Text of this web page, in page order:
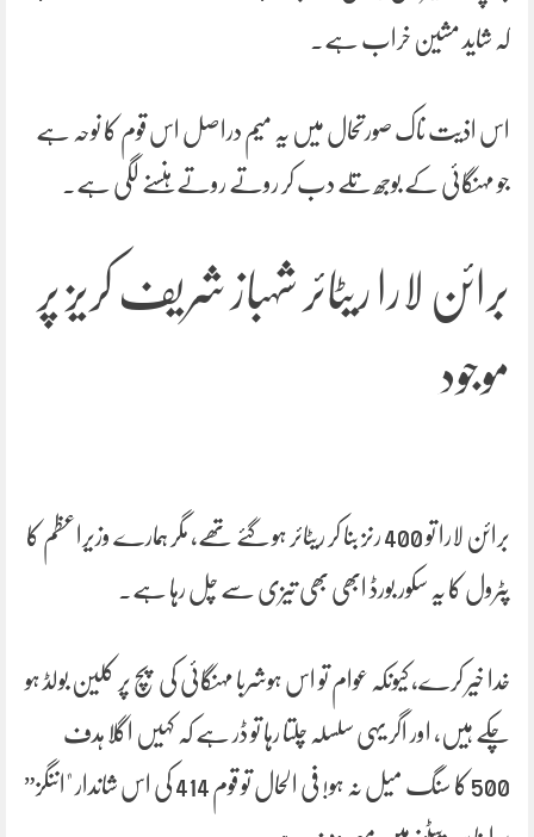
کہ شاید مشین خراب ہے۔
اس اذیت ناک صورتحال میں یہ میم دراصل اس قوم کا نوحہ ہے
جو مہنگائی کے بوجھ تلے دب کر روتے روتے ہنسنے لگی ہے۔
برائن لارا ریٹائر شہباز شریف کریز پر
موجود
برائن لارا تو 400 رنز بنا کر ریٹائر ہو گئے تھے، مگر ہمارے وزیراعظم کا
پٹرول کا یہ سکور بورڈ ابھی بھی تیزی سے چل رہا ہے۔
خدا خیر کرے، کیونکہ عوام تو اس ہوشربا مہنگائی کی پچ پر کلین بولڈ ہو
چکے ہیں، اور اگر یہی سلسلہ چلتا رہا تو ڈر ہے کہ کہیں اگلا ہدف
500 کا سنگ میل نہ ہو! فی الحال تو قوم 414 کی اس شاندار "اننگز”